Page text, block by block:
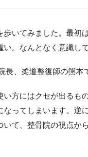
いてみました。最
。なんとなく意識し
長、柔道整復師の熊本
方にはクセが出るも
ってしまいます。
て、整骨院の視点か